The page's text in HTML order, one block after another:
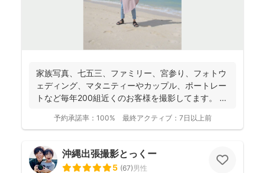
家族写真、七五三、ファミリー、宮参り、フォトウ
ェディング、マタニティーやカップル、ポートレー
トなど毎年200組近くのお客様を撮影してます。 ナ
予約承諾率： 100% 最終アクティブ： 7日以上前
沖縄出張撮影とっくー
5 (67)男性